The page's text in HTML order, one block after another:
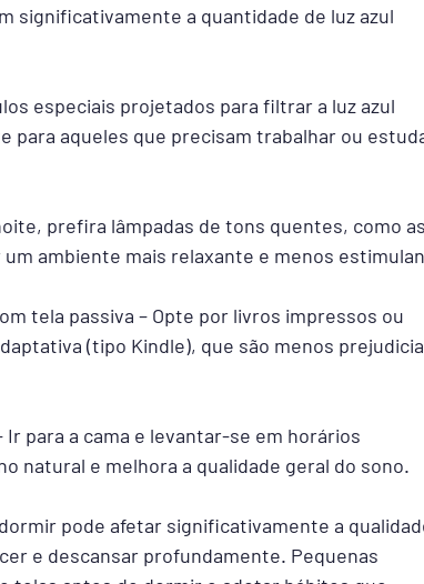
significativamente a quantidade de luz azul
especiais projetados para filtrar a luz azul
para aqueles que precisam trabalhar ou
prefira lâmpadas de tons quentes, como as
ambiente mais relaxante e menos
tela passiva – Opte por livros impressos ou
(tipo Kindle), que são menos
para a cama e levantar-se em horários
natural e melhora a qualidade geral do sono.
pode afetar significativamente a
e descansar profundamente. Pequenas